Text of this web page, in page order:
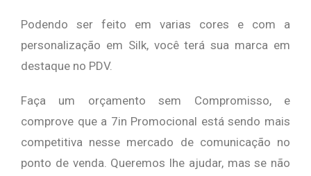
Podendo ser feito em varias cores e com a
personalização em Silk, você terá sua marca em
destaque no PDV.
Faça um orçamento sem Compromisso, e
comprove que a 7in Promocional está sendo mais
competitiva nesse mercado de comunicação no
ponto de venda. Queremos lhe ajudar, mas se não